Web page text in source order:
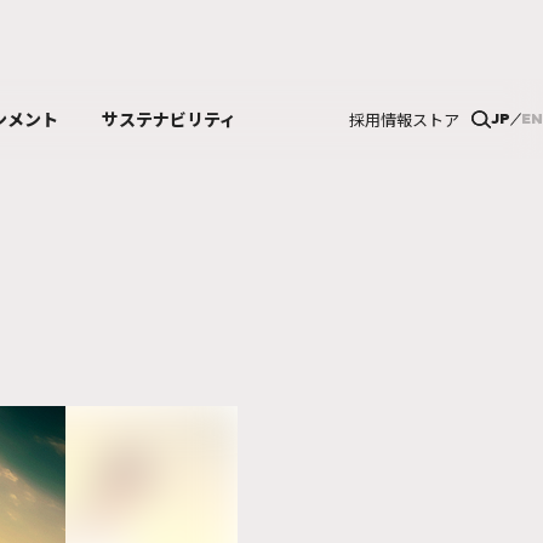
メント サステナビリティ 採用情報ストア JP EN